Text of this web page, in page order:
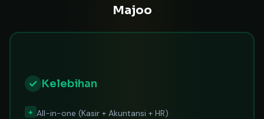
Majoo
✓ Kelebihan
+ All-in-one (Kasir + Akuntansi + HR)